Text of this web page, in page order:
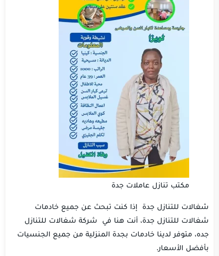
مكتب تنازل عاملات جدة
شغالات للتنازل جدة إذا كنت تبحث عن جميع خادمات
شغالات للتنازل جدة، أنت هنا في شركة شغالات للتنازل
جده، متوفر لدينا خادمات بجدة المنزلية من جميع الجنسيات
بأفضل الأسعار.